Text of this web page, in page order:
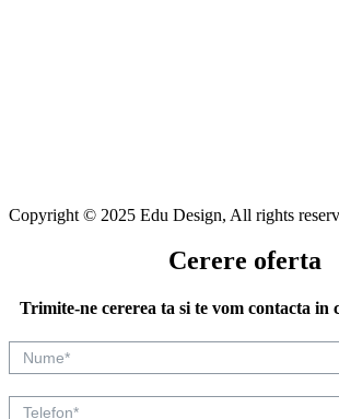
Copyright © 2025 Edu Design, All rights
Cerere oferta
Trimite-ne cererea ta si te vom contacta in